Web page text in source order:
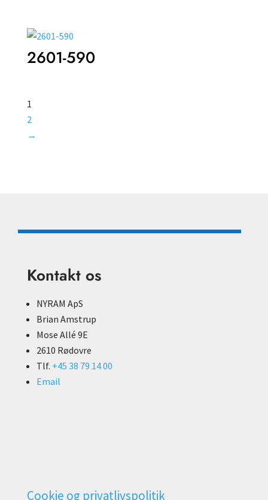
2601-590
1
2
→
Kontakt os
NYRAM ApS
Brian Amstrup
Mose Allé 9E
2610 Rødovre
Tlf. +45 38 79 14 00
Email
Cookie og privatlivspolitik